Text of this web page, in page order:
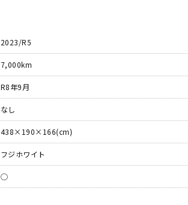
2023/R5
7,000km
R8年9月
なし
438×190×166(cm)
フジホワイト
◯